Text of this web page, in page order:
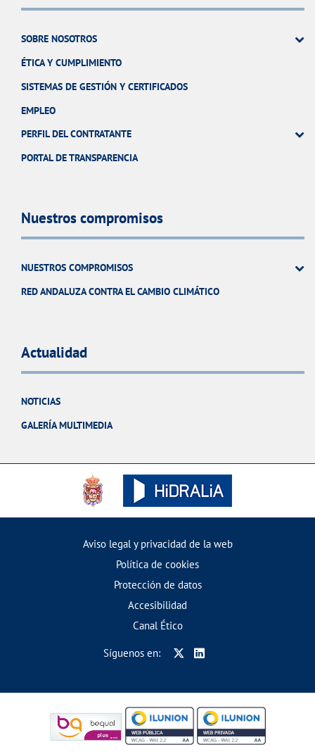
SOBRE NOSOTROS
ÉTICA Y CUMPLIMIENTO
SISTEMAS DE GESTIÓN Y CERTIFICADOS
EMPLEO
PERFIL DEL CONTRATANTE
PORTAL DE TRANSPARENCIA
Nuestros compromisos
NUESTROS COMPROMISOS
RED ANDALUZA CONTRA EL CAMBIO CLIMÁTICO
Actualidad
NOTICIAS
GALERÍA MULTIMEDIA
Aviso legal y privacidad de la web
Política de cookies
Protección de datos
Accesibilidad
Canal Ético
Síguenos en: